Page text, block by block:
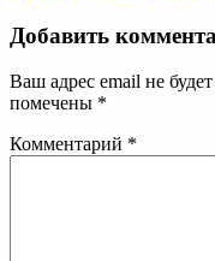
Добавить
Ваш адрес email не
помечены *
Комментарий *